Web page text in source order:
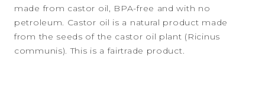
made from castor oil, BPA-free and with no
petroleum. Castor oil is a natural product made
from the seeds of the castor oil plant (Ricinus
communis). This is a fairtrade product.